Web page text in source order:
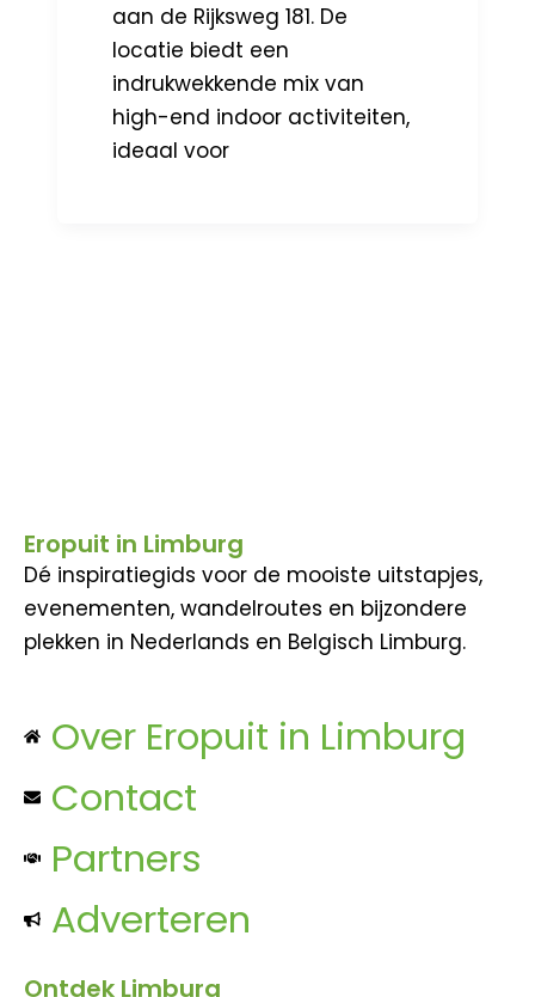
aan de Rijksweg 181. De
locatie biedt een
indrukwekkende mix van
high-end indoor activiteiten,
ideaal voor
Eropuit in Limburg
Dé inspiratiegids voor de mooiste uitstapjes,
evenementen, wandelroutes en bijzondere
plekken in Nederlands en Belgisch Limburg.
Over Eropuit in Limburg
Contact
Partners
Adverteren
Ontdek Limburg